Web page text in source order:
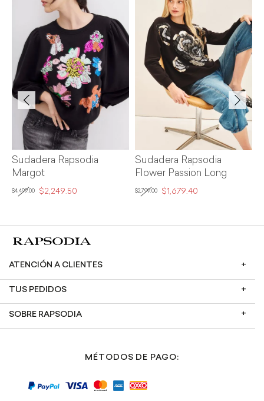
Sudadera Rapsodia
Margot
$4,499.00 $2,249.50
Sudadera Rapsodia
Flower Passion Long
$2,799.00 $1,679.40
ATENCIÓN A CLIENTES
TUS PEDIDOS
SOBRE RAPSODIA
MÉTODOS DE PAGO: